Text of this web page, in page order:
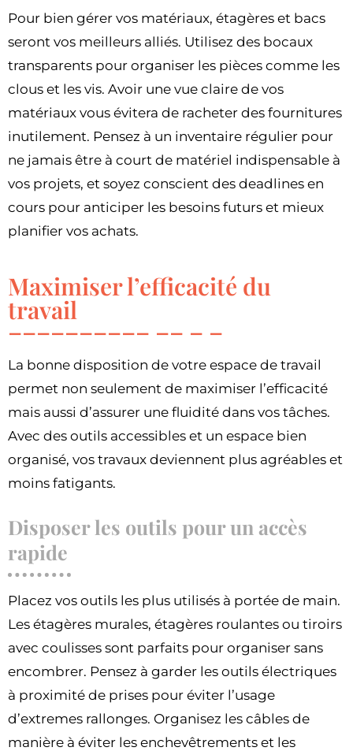
Pour bien gérer vos matériaux, étagères et bacs
seront vos meilleurs alliés. Utilisez des bocaux
transparents pour organiser les pièces comme les
clous et les vis. Avoir une vue claire de vos
matériaux vous évitera de racheter des fournitures
inutilement. Pensez à un inventaire régulier pour
ne jamais être à court de matériel indispensable à
vos projets, et soyez conscient des deadlines en
cours pour anticiper les besoins futurs et mieux
planifier vos achats.
Maximiser l’efficacité du
travail
La bonne disposition de votre espace de travail
permet non seulement de maximiser l’efficacité
mais aussi d’assurer une fluidité dans vos tâches.
Avec des outils accessibles et un espace bien
organisé, vos travaux deviennent plus agréables et
moins fatigants.
Disposer les outils pour un accès
rapide
Placez vos outils les plus utilisés à portée de main.
Les étagères murales, étagères roulantes ou tiroirs
avec coulisses sont parfaits pour organiser sans
encombrer. Pensez à garder les outils électriques
à proximité de prises pour éviter l’usage
d’extremes rallonges. Organisez les câbles de
manière à éviter les enchevêtrements et les